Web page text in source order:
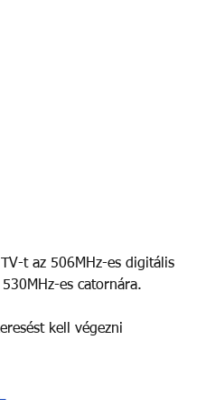
t az 506MHz-es digitális
es catornára.
kell végezni